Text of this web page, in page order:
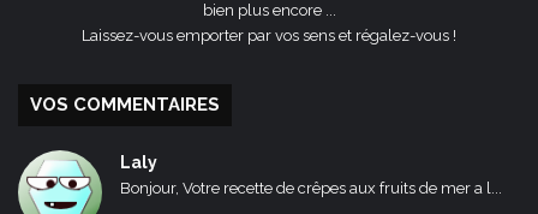
bien plus encore ...
Laissez-vous emporter par vos sens et régalez-vous !
VOS COMMENTAIRES
Laly
Bonjour, Votre recette de crêpes aux fruits de mer a l...